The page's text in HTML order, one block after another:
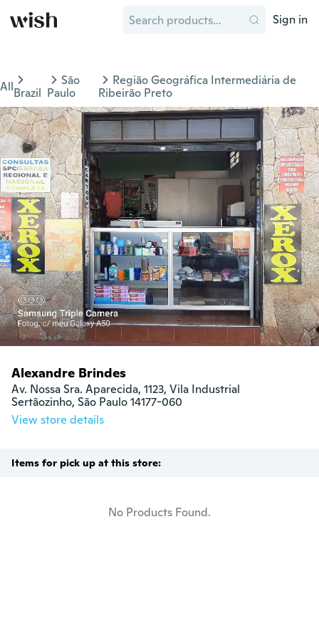
Sign in
AllBrazil
São
Paulo
Região Geográfica Intermediária de
Ribeirão Preto
Alexandre Brindes
Av. Nossa Sra. Aparecida, 1123, Vila Industrial
Sertãozinho, São Paulo 14177-060
View store details
Items for pick up at this store:
No Products Found.